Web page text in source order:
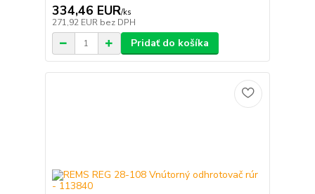
334,46 EUR/ks
271,92 EUR bez DPH
Pridať do košíka